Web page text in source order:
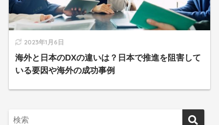
2023年1月6日
海外と日本のDXの違いは？日本で推進を阻害して
いる要因や海外の成功事例